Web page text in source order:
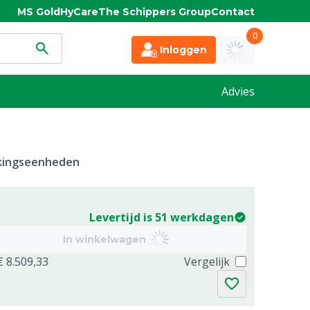
MS GoldHyCareThe Schippers GroupContact
Inloggen
0
Advies
Levertijd is 51 werkdagen
In winkelwagen
8.509,33 Vergelijk